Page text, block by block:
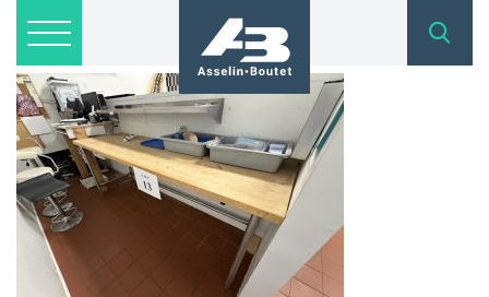
Lots disponibles
Inscription
Nous joindre
admin@asselinboutet.com
418 254-1771
IMG_8991